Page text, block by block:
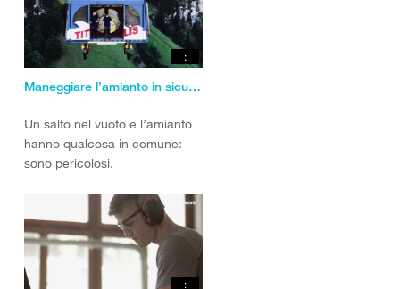
:
Maneggiare l’amianto in sicurezza
Un salto nel vuoto e l’amianto
hanno qualcosa in comune:
sono pericolosi.
: